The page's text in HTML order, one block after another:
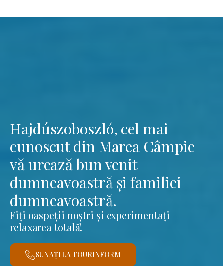
Hajdúszoboszló, cel mai
cunoscut din Marea Câmpie
vă urează bun venit
dumneavoastră și familiei
dumneavoastră.
Fiți oaspeții noștri și experimentați
relaxarea totală!
SUNAȚI LA TOURINFORM